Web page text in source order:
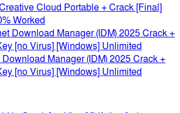
Cloud Portable + Crack [Final]
Worked
Download Manager (IDM) 2025 Crack +
[no Virus] [Windows] Unlimited